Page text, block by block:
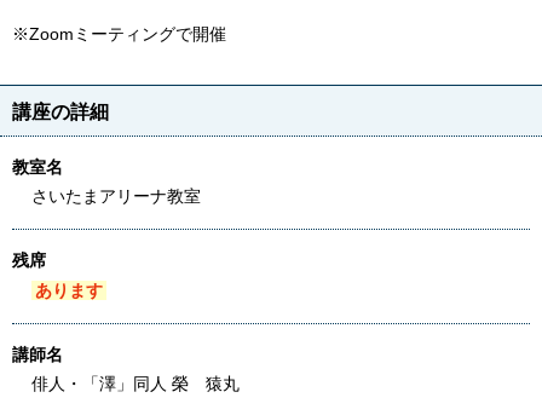
※Zoomミーティングで開催
講座の詳細
教室名
さいたまアリーナ教室
残席
あります
講師名
俳人・「澤」同人 榮 猿丸